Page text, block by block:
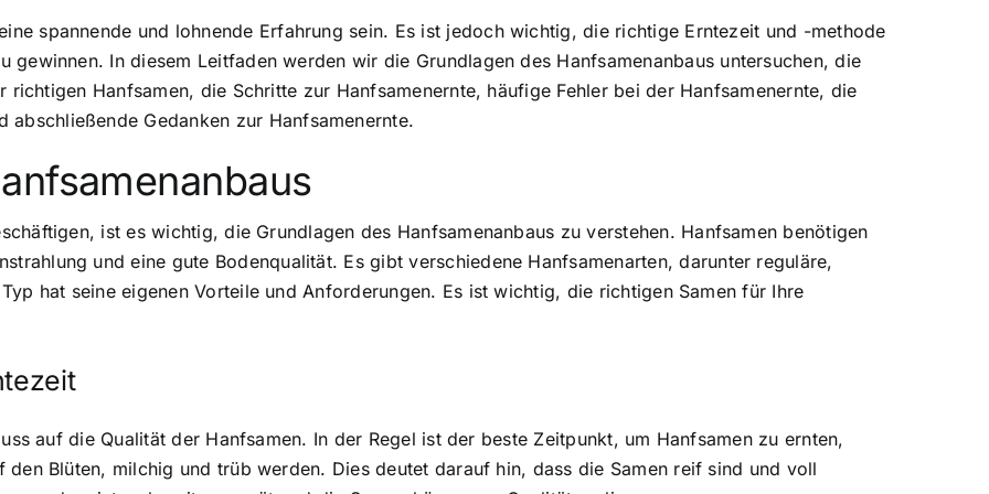
spannende und lohnende Erfahrung sein. Es ist jedoch wichtig, die richtige Erntezeit und -methode
gewinnen. In diesem Leitfaden werden wir die Grundlagen des Hanfsamenanbaus untersuchen, die
Hanfsamen, die Schritte zur Hanfsamenernte, häufige Fehler bei der Hanfsamenernte, die
Gedanken zur Hanfsamenernte.
ist es wichtig, die Grundlagen des Hanfsamenanbaus zu verstehen. Hanfsamen benötigen
und eine gute Bodenqualität. Es gibt verschiedene Hanfsamenarten, darunter reguläre,
hat seine eigenen Vorteile und Anforderungen. Es ist wichtig, die richtigen Samen für Ihre
auf die Qualität der Hanfsamen. In der Regel ist der beste Zeitpunkt, um Hanfsamen zu ernten,
Blüten, milchig und trüb werden. Dies deutet darauf hin, dass die Samen reif sind und voll